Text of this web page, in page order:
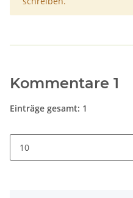
Kommentare 1
Einträge gesamt: 1